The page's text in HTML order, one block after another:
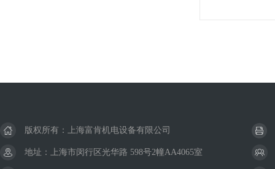
版权所有：上海富肯机电设备有限公司
地址：上海市闵行区光华路 598号2幢AA4065室